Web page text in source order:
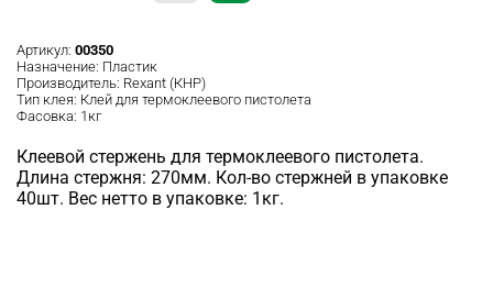
Артикул: 00350
Назначение: Пластик
Производитель: Rexant (КНР)
Тип клея: Клей для термоклеевого пистолета
Фасовка: 1кг
Клеевой стержень для термоклеевого пистолета.
Длина стержня: 270мм. Кол-во стержней в упаковке
40шт. Вес нетто в упаковке: 1кг.